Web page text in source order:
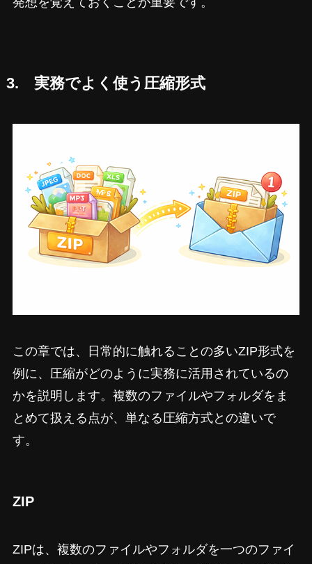
3. 実務でよく使う圧縮形式
この章では、日常的に触れることの多いZIP形式を
例に、圧縮がどのように実務に活用されているの
かを説明します。複数のファイルやフォルダをま
とめて扱える点が、単なる圧縮方式との違いで
す。
ZIP
ZIPは、複数のファイルやフォルダを一つのファイ